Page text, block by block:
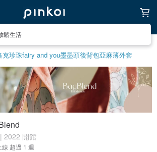
鬆生活
克珍珠fairy and you墨墨頭後背包亞麻薄外套
2022 開館
線 超過 1 週